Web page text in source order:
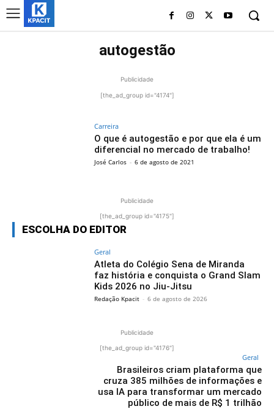
autogestão
Publicidade
[the_ad_group id="4174"]
Carreira
O que é autogestão e por que ela é um
diferencial no mercado de trabalho!
José Carlos - 6 de agosto de 2021
Publicidade
[the_ad_group id="4175"]
ESCOLHA DO EDITOR
Geral
Atleta do Colégio Sena de Miranda
faz história e conquista o Grand Slam
Kids 2026 no Jiu-Jitsu
Redação Kpacit - 6 de agosto de 2026
Publicidade
[the_ad_group id="4176"]
Geral
Brasileiros criam plataforma que
cruza 385 milhões de informações e
usa IA para transformar um mercado
público de mais de R$ 1 trilhão